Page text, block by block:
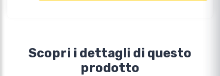
Scopri i dettagli di questo
prodotto